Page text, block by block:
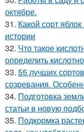
октябре.
31. Какой сорт
истории
32. Что такое
определить
33. 55 лучших
созревания.
34. Подготовка
статьи в новую
35. Подкормка